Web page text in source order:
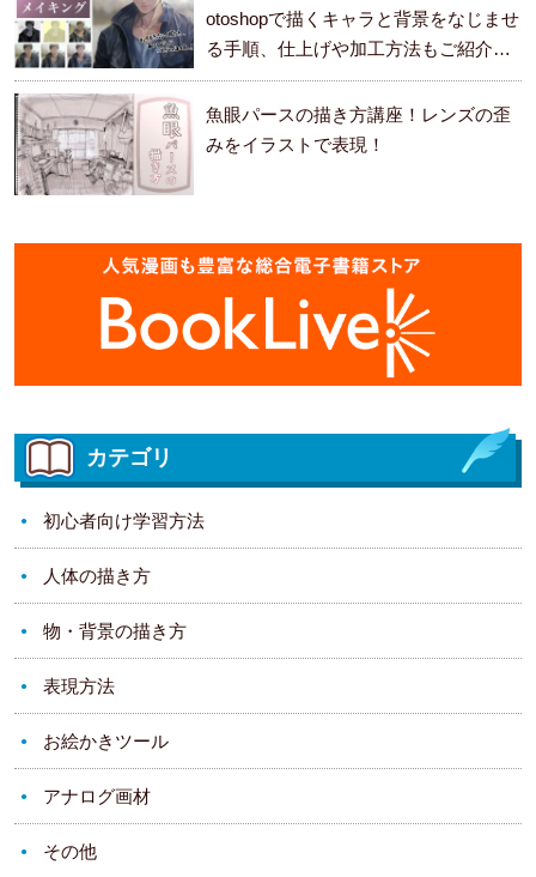
otoshopで描くキャラと背景をなじませ
る手順、仕上げや加工方法もご紹介し
ます。
魚眼パースの描き方講座！レンズの歪
みをイラストで表現！
カテゴリ
初心者向け学習方法
人体の描き方
物・背景の描き方
表現方法
お絵かきツール
アナログ画材
その他